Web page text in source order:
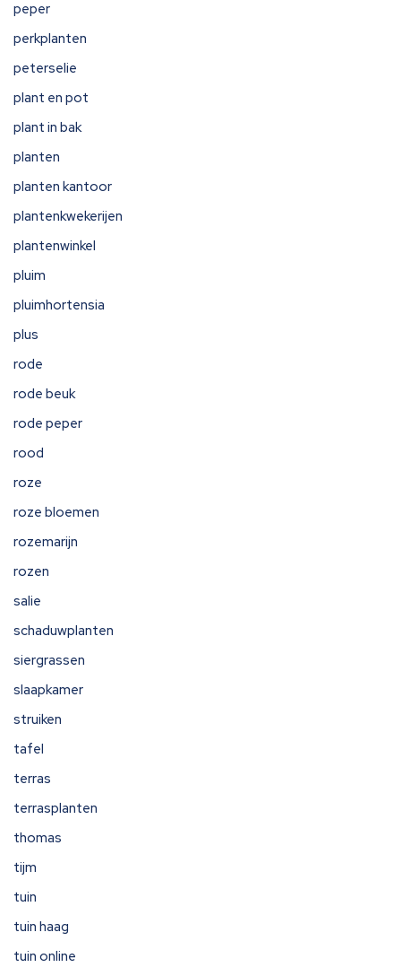
peper
perkplanten
peterselie
plant en pot
plant in bak
planten
planten kantoor
plantenkwekerijen
plantenwinkel
pluim
pluimhortensia
plus
rode
rode beuk
rode peper
rood
roze
roze bloemen
rozemarijn
rozen
salie
schaduwplanten
siergrassen
slaapkamer
struiken
tafel
terras
terrasplanten
thomas
tijm
tuin
tuin haag
tuin online